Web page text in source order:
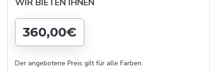
WIR BIETEN IHNEN
360,00€
Der angebotene Preis gilt für alle Farben.